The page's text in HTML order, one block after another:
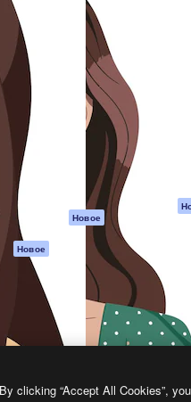
ИИ
видео
голоса
ИИ
контент
ChatGPT
Новое
Новое
Пакету ИИ
Служба
поддержки
Условия и
положения
Политика
Оригиналы
Политика
cookie
Центр доверия
Партнеры
Предприятие
By clicking “Accept All Cookies”,